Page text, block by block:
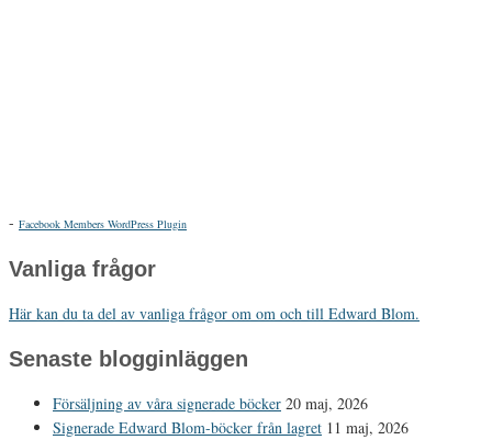
- Facebook Members WordPress Plugin
Vanliga frågor
Här kan du ta del av vanliga frågor om om och till Edward Blom.
Senaste blogginläggen
Försäljning av våra signerade böcker 20 maj, 2026
Signerade Edward Blom-böcker från lagret 11 maj, 2026